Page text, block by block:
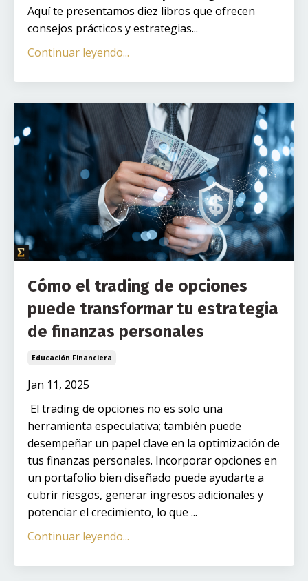
Aquí te presentamos diez libros que ofrecen
consejos prácticos y estrategias...
Continuar leyendo...
Cómo el trading de opciones
puede transformar tu estrategia
de finanzas personales
Educación Financiera
Jan 11, 2025
El trading de opciones no es solo una
herramienta especulativa; también puede
desempeñar un papel clave en la optimización de
tus finanzas personales. Incorporar opciones en
un portafolio bien diseñado puede ayudarte a
cubrir riesgos, generar ingresos adicionales y
potenciar el crecimiento, lo que ...
Continuar leyendo...